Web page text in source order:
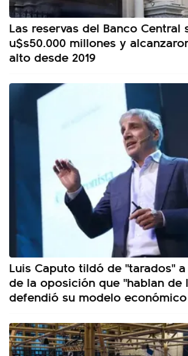
Las reservas del Banco Central
u$s50.000 millones y
alto desde 2019
Luis Caputo tildó de "tarados"
de la oposición que "hablan de
defendió su modelo económico